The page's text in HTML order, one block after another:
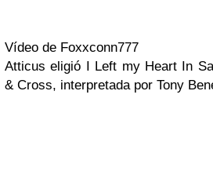
Vídeo de Foxxconn777
Atticuseligió I Left my Heart In
& Cross, interpretada por Tony